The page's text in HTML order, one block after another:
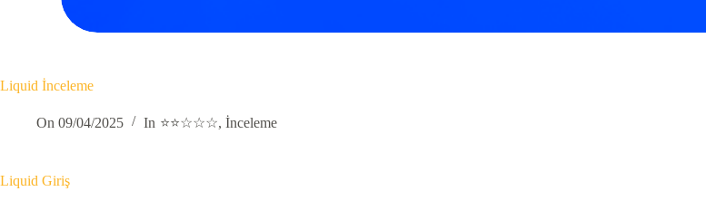
Liquid İnceleme
On 09/04/2025 In ⭐⭐☆☆☆, İnceleme
Liquid Giriş